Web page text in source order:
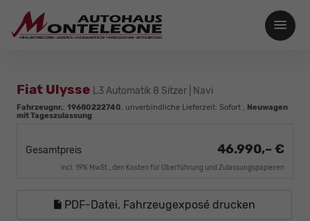
Fiat Ulysse L3 Automatik 8 Sitzer | Navi
Fahrzeugnr.: 19680222740, unverbindliche Lieferzeit: Sofort , Neuwagen
mit Tageszulassung
Gesamtpreis 46.990,– €
incl. 19% MwSt., den Kosten für Überführung und Zulassungspapieren
PDF-Datei, Fahrzeugexposé drucken